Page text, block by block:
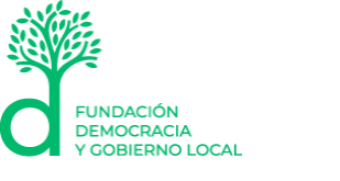
Saltar
al
contenido